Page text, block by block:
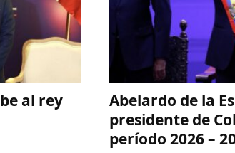
al rey
Abelardo de la
presidente de
período 2026 –